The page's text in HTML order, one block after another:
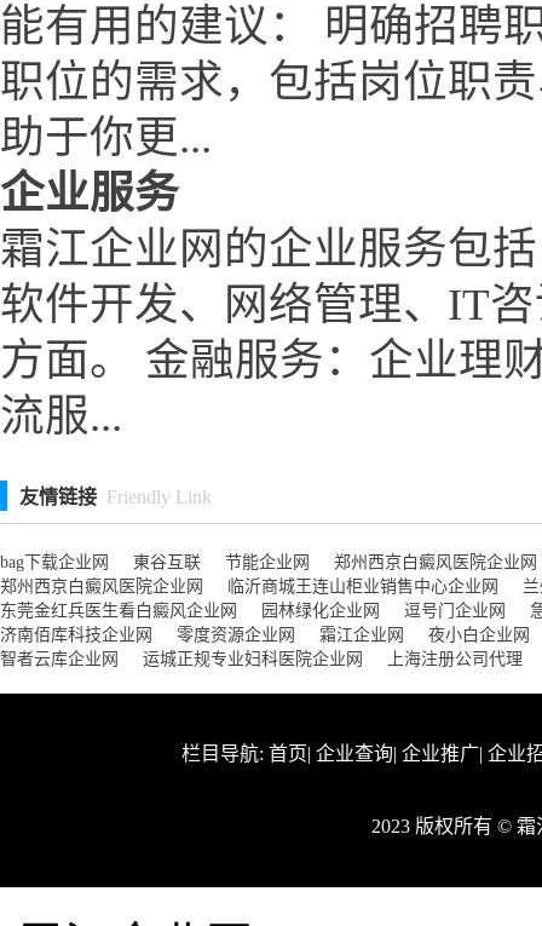
能有用的建议： 明确招聘
职位的需求，包括岗位职
助于你更...
企业服务
霜江企业网的企业服务包
软件开发、网络管理、IT
方面。 金融服务：企业理
流服...
友情链接 Friendly Link
bag下载企业网 東谷互联 节能企业网
郑州西京白癜风医院企业网
郑州西京白癜风医院企业网
临沂商城王连山柜业销售中心企业网
东莞金红兵医生看白癜风企业网
园林绿化企业网 逗号门企业网
济南佰库科技企业网
零度资源企业网 霜江企业网
夜小白企业网
智者云库企业网
运城正规专业妇科医院企业网 上海注册公司代理
栏目导航: 首页| 企业查询| 企业推广| 企业
2023 版权所有 ©